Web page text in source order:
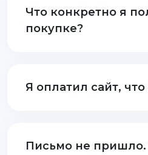
Что конкретно я
покупке?
Я оплатил сайт,
Письмо не пришло.